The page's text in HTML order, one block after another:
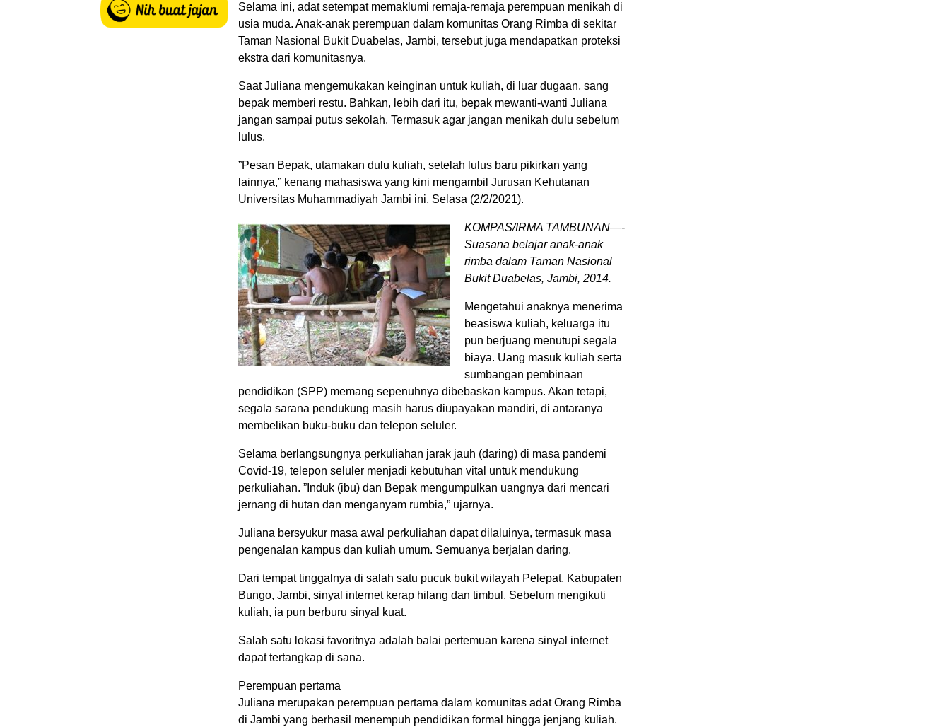
Selama ini, adat setempat memaklumi remaja-remaja perempuan menikah di
usia muda. Anak-anak perempuan dalam komunitas Orang Rimba di sekitar
Taman Nasional Bukit Duabelas, Jambi, tersebut juga mendapatkan proteksi
ekstra dari komunitasnya.
Saat Juliana mengemukakan keinginan untuk kuliah, di luar dugaan, sang
bepak memberi restu. Bahkan, lebih dari itu, bepak mewanti-wanti Juliana
jangan sampai putus sekolah. Termasuk agar jangan menikah dulu sebelum
lulus.
”Pesan Bepak, utamakan dulu kuliah, setelah lulus baru pikirkan yang
lainnya,” kenang mahasiswa yang kini mengambil Jurusan Kehutanan
Universitas Muhammadiyah Jambi ini, Selasa (2/2/2021).
KOMPAS/IRMA TAMBUNAN—-
Suasana belajar anak-anak
rimba dalam Taman Nasional
Bukit Duabelas, Jambi, 2014.
Mengetahui anaknya menerima
beasiswa kuliah, keluarga itu
pun berjuang menutupi segala
biaya. Uang masuk kuliah serta
sumbangan pembinaan
pendidikan (SPP) memang sepenuhnya dibebaskan kampus. Akan tetapi,
segala sarana pendukung masih harus diupayakan mandiri, di antaranya
membelikan buku-buku dan telepon seluler.
Selama berlangsungnya perkuliahan jarak jauh (daring) di masa pandemi
Covid-19, telepon seluler menjadi kebutuhan vital untuk mendukung
perkuliahan. ”Induk (ibu) dan Bepak mengumpulkan uangnya dari mencari
jernang di hutan dan menganyam rumbia,” ujarnya.
Juliana bersyukur masa awal perkuliahan dapat dilaluinya, termasuk masa
pengenalan kampus dan kuliah umum. Semuanya berjalan daring.
Dari tempat tinggalnya di salah satu pucuk bukit wilayah Pelepat, Kabupaten
Bungo, Jambi, sinyal internet kerap hilang dan timbul. Sebelum mengikuti
kuliah, ia pun berburu sinyal kuat.
Salah satu lokasi favoritnya adalah balai pertemuan karena sinyal internet
dapat tertangkap di sana.
Perempuan pertama
Juliana merupakan perempuan pertama dalam komunitas adat Orang Rimba
di Jambi yang berhasil menempuh pendidikan formal hingga jenjang kuliah.